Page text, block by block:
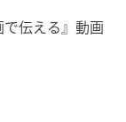
伝える』動画